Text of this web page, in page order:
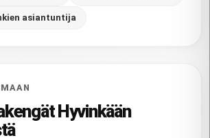
asiantuntija
Hyvinkään